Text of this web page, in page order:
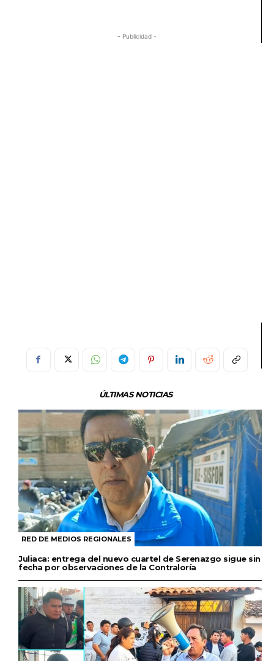
- Publicidad -
ÚLTIMAS NOTICIAS
RED DE MEDIOS REGIONALES
Juliaca: entrega del nuevo cuartel de Serenazgo sigue sin
fecha por observaciones de la Contraloría